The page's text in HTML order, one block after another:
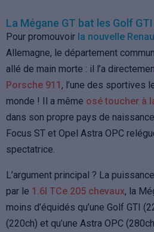
La Mégane GT bat les Golf
Pour promouvoir la nouvelle
Allemagne, le département
allé de main morte : il l’a
Porsche 911, l’une des sportives
monde ! Il a même osé toucher à
dans son propre pays de
Focus ST et Opel Astra OPC
spectatrice.
L’argument principal ? La
par le 1.6l TCe 205 chevaux, la
moins d’équidés qu’une Golf GTI
(220ch) et qu’une Astra OPC